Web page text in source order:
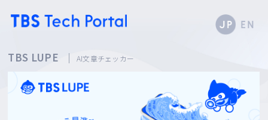
TBS LUPE AI文章チェッカー